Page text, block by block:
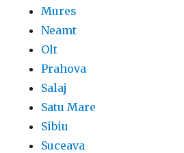
Mures
Neamt
Olt
Prahova
Salaj
Satu Mare
Sibiu
Suceava